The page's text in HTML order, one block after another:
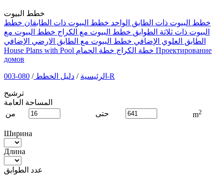
خطط البيوت
خطط البيوت ذات الطابق الواحد خطط البيوت ذات الطابقان خطط
البيوت ذات ثلاثة الطوابق خطط البيوت مع الكراج خطط البيوت مع
الطابق العلوي الإضافي خطط البيوت مع الطابق الارضي الإضافي
House Plans with Pool
خطة الكراج خطة الحمام
Проектирование
домов
الرئيسية / دليل الخطط / 080-003-R
ترشيح
المساحة العامة
من
حتى m2
Ширина
Длина
عدد الطوابق